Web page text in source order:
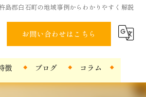
島郡白石町の地域事例からわかりやすく解説
お問い合わせはこちら
徴 ブログ コラム